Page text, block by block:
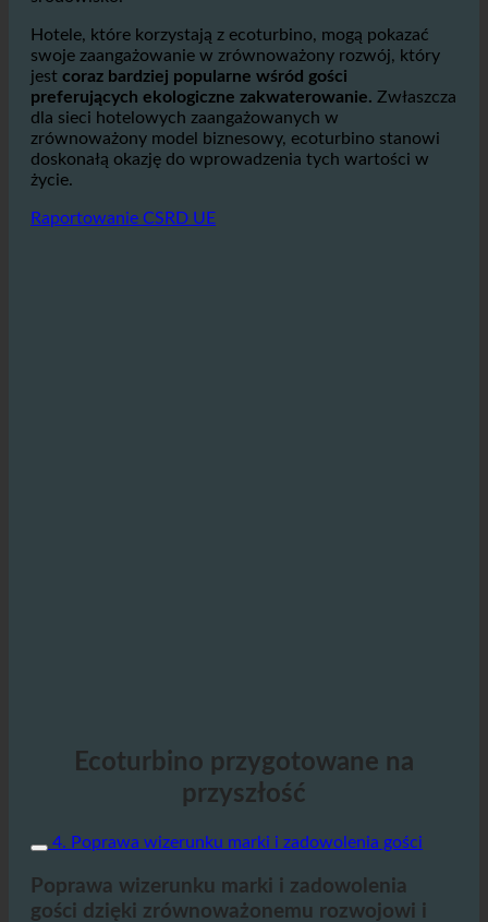
odciążając oczyszczalnie ścieków i chroniąc
środowisko.
Hotele, które korzystają z ecoturbino, mogą pokazać
swoje zaangażowanie w zrównoważony rozwój, który
jest
coraz bardziej popularne wśród gości
preferujących ekologiczne zakwaterowanie.
Zwłaszcza
dla sieci hotelowych zaangażowanych w
zrównoważony model biznesowy, ecoturbino stanowi
doskonałą okazję do wprowadzenia tych wartości w
przyszłość
4. Poprawa wizerunku marki i zadowolenia gości